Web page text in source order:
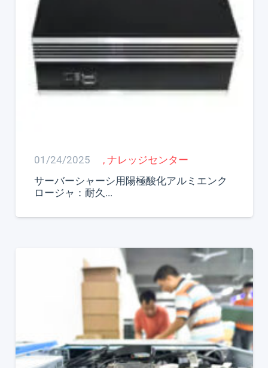
01/24/2025 , ナレッジセンター
サーバーシャーシ用陽極酸化アルミエンク
ロージャ：耐久...